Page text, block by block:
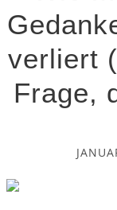
Emotionale
Mentales Stärken
Aufmerksamkeit
Achtsamkeit
KATEGORIEN
verliert
Frage,